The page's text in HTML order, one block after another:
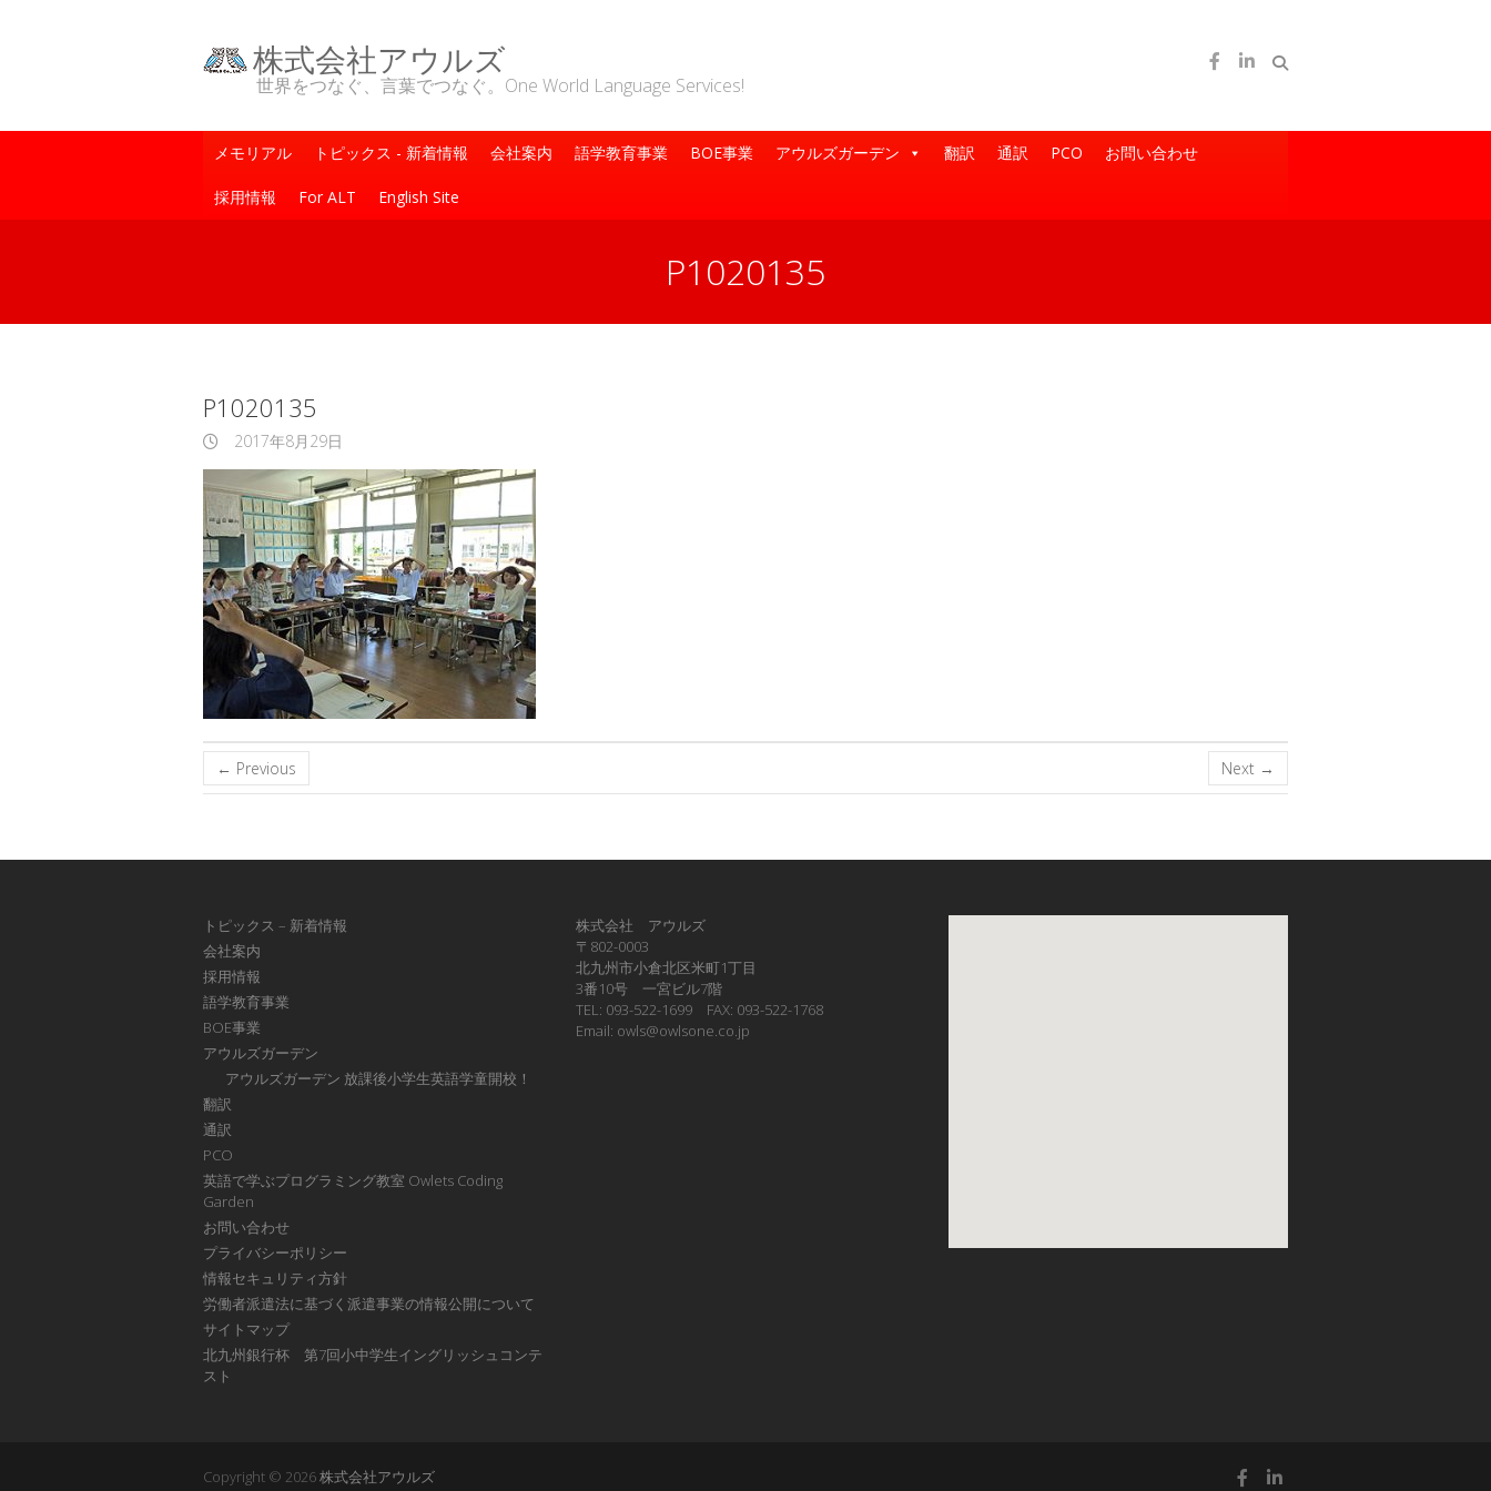
株式会社アウルズ
世界をつなぐ、言葉でつなぐ。One World Language Services!
メモリアル トピックス - 新着情報 会社案内 語学教育事業 BOE事業 アウルズガーデン 翻訳 通訳 PCO お問い合わせ
採用情報 For ALT English Site
P1020135
P1020135
2017年8月29日
← Previous Next →
トピックス – 新着情報
会社案内
採用情報
語学教育事業
BOE事業
アウルズガーデン
アウルズガーデン 放課後小学生英語学童開校！
翻訳
通訳
PCO
英語で学ぶプログラミング教室 Owlets Coding
Garden
お問い合わせ
プライバシーポリシー
情報セキュリティ方針
労働者派遣法に基づく派遣事業の情報公開について
サイトマップ
北九州銀行杯 第7回小中学生イングリッシュコンテ
スト
株式会社 アウルズ
〒802-0003
北九州市小倉北区米町1丁目
3番10号 一宮ビル7階
TEL: 093-522-1699 FAX: 093-522-1768
Email: owls@owlsone.co.jp
Copyright © 2026株式会社アウルズ